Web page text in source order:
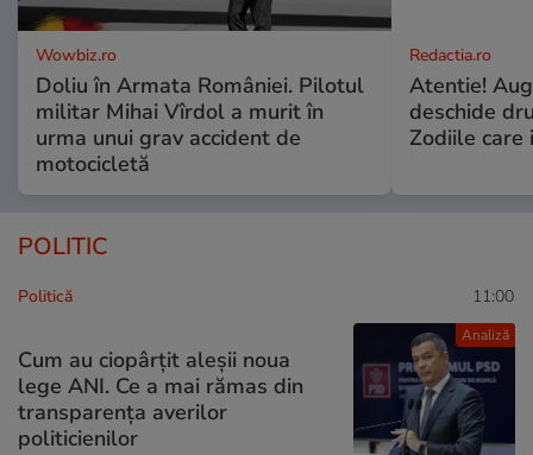
Wowbiz.ro
Doliu în Armata României. Pilotul
militar Mihai Vîrdol a murit în
urma unui grav accident de
motocicletă
Redactia.ro
Atentie!
deschide
Zodiile care
POLITIC
Analiză
Politică 11:00
Cum au ciopârțit aleșii noua
lege ANI. Ce a mai rămas din
transparența averilor
politicienilor